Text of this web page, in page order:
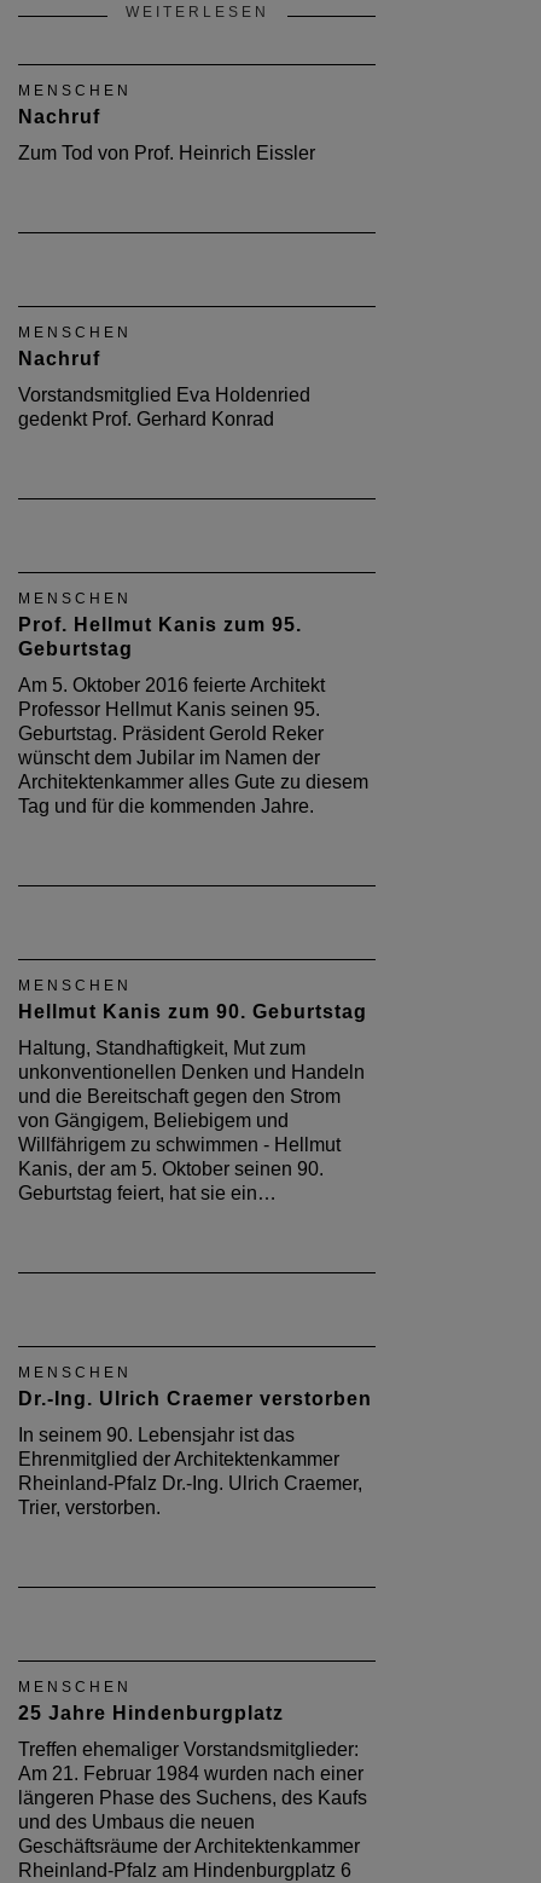
WEITERLESEN
MENSCHEN
Nachruf
Zum Tod von Prof. Heinrich Eissler
MENSCHEN
Nachruf
Vorstandsmitglied Eva Holdenried
gedenkt Prof. Gerhard Konrad
MENSCHEN
Prof. Hellmut Kanis zum 95.
Geburtstag
Am 5. Oktober 2016 feierte Architekt
Professor Hellmut Kanis seinen 95.
Geburtstag. Präsident Gerold Reker
wünscht dem Jubilar im Namen der
Architektenkammer alles Gute zu diesem
Tag und für die kommenden Jahre.
MENSCHEN
Hellmut Kanis zum 90. Geburtstag
Haltung, Standhaftigkeit, Mut zum
unkonventionellen Denken und Handeln
und die Bereitschaft gegen den Strom
von Gängigem, Beliebigem und
Willfährigem zu schwimmen - Hellmut
Kanis, der am 5. Oktober seinen 90.
Geburtstag feiert, hat sie ein…
MENSCHEN
Dr.-Ing. Ulrich Craemer verstorben
In seinem 90. Lebensjahr ist das
Ehrenmitglied der Architektenkammer
Rheinland-Pfalz Dr.-Ing. Ulrich Craemer,
Trier, verstorben.
MENSCHEN
25 Jahre Hindenburgplatz
Treffen ehemaliger Vorstandsmitglieder:
Am 21. Februar 1984 wurden nach einer
längeren Phase des Suchens, des Kaufs
und des Umbaus die neuen
Geschäftsräume der Architektenkammer
Rheinland-Pfalz am Hindenburgplatz 6